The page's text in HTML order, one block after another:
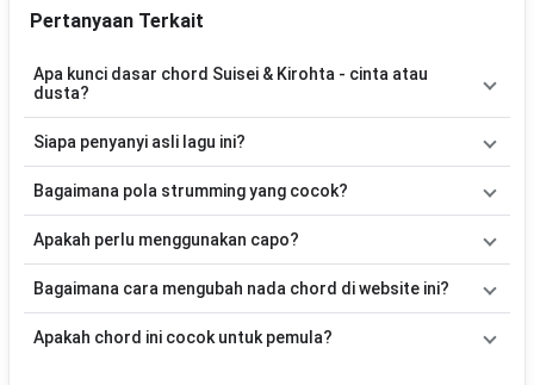
Pertanyaan Terkait
Apa kunci dasar chord Suisei & Kirohta - cinta atau
dusta?
Am, G, B. Versi chord ini telah disederhanakan sehingga lebih
memainkan lagu ini.
Siapa penyanyi asli lagu ini?
Suisei & Kirohta. Pada halaman ini tersedia versi chord gitar yang
Bagaimana pola strumming yang cocok?
acuan, kamu dapat menggunakan pola
lagucinta atau dusta.
Apakah perlu menggunakan capo?
kunci dasarEm. Jika ingin mengikuti nada asli penyanyi, kamu
sesuai kebutuhan.
Bagaimana cara mengubah nada chord di website ini?
Transpose (bawah)untuk menurunkan nada. Seluruh chord akan
Apakah chord ini cocok untuk pemula?